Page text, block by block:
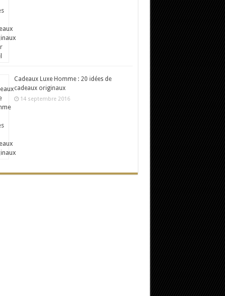
Cadeaux Luxe Homme : 20 idées de
cadeaux originaux
14 septembre 2016